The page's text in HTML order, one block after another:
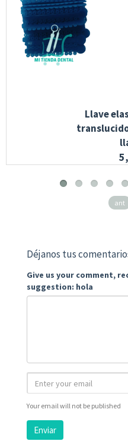
Llave
ant
Déjanos tus
Give us your comment,
suggestion: hola
Your email will not be published
Enviar